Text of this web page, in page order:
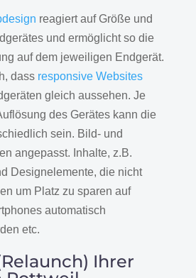
reagiert auf Größe und
und ermöglicht so die
auf dem jeweiligen Endgerät.
dass responsive Websites
gleich aussehen. Je
des Gerätes kann die
sein. Bild- und
angepasst. Inhalte, z.B.
Designelemente, die nicht
um Platz zu sparen auf
automatisch
etc.
Ihrer